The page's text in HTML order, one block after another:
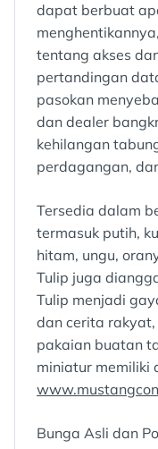
dapat berbuat
tentang akses
pertandingan
pasokan
dan dealer
kehilangan
perdagangan,
Tersedia dalam
termasuk putih,
hitam, ungu,
Tulip juga
Tulip menjadi
dan cerita
pakaian buatan
miniatur memiliki
Bunga Asli dan